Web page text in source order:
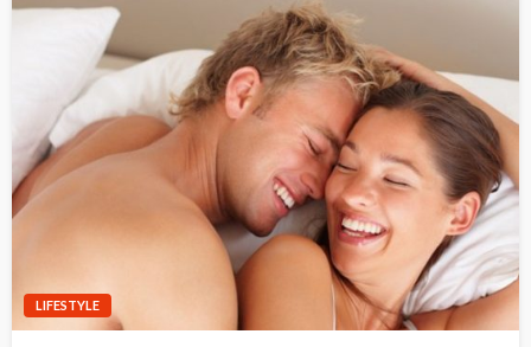
LIFESTYLE